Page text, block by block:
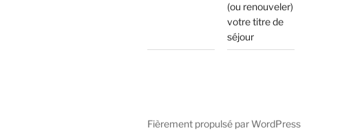
(ou renouveler)
votre titre de
séjour
Fièrement propulsé par WordPress